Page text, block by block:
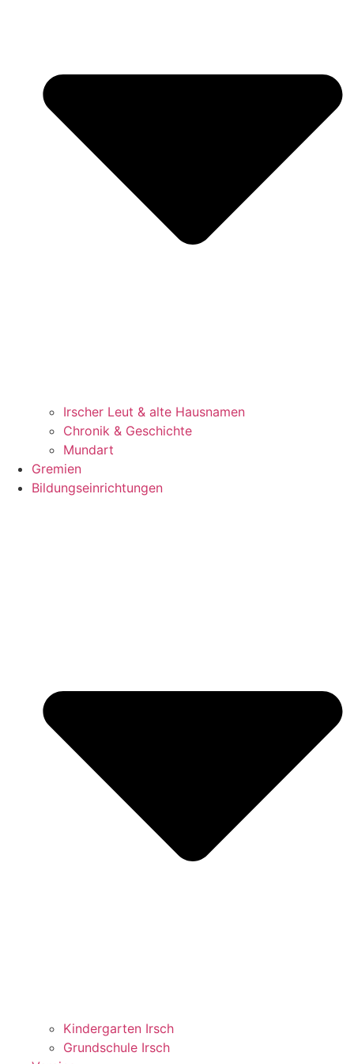
Irscher Leut & alte Hausnamen
Chronik & Geschichte
Mundart
Gremien
Bildungseinrichtungen
Kindergarten Irsch
Grundschule Irsch